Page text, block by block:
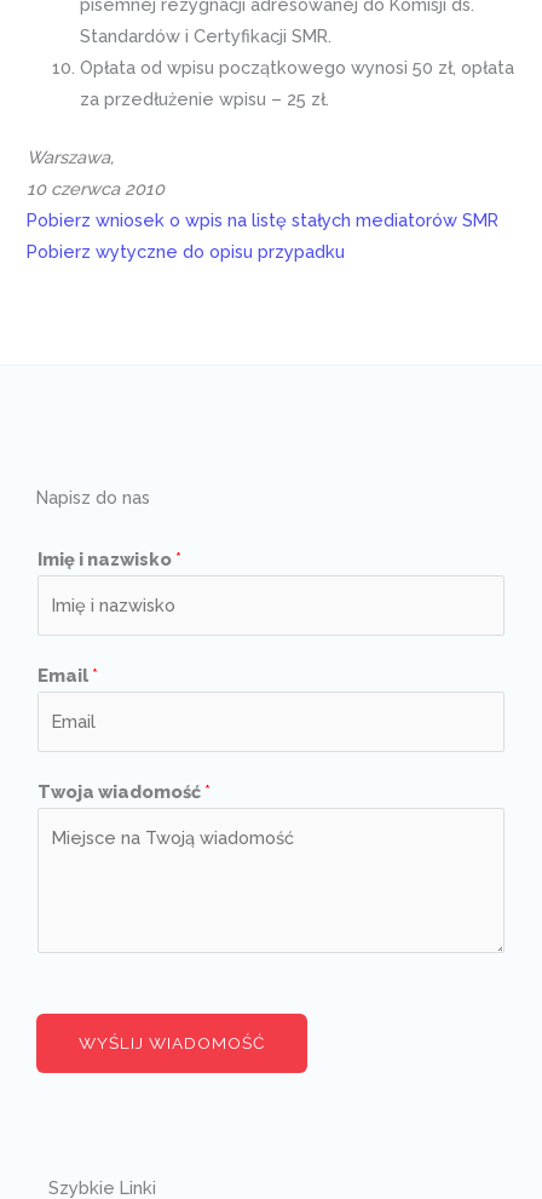
Standardów i Certyfikacji SMR.
Opłata od wpisu początkowego wynosi 50 zł, opłata
za przedłużenie wpisu – 25 zł.
Warszawa,
10 czerwca 2010
Pobierz wniosek o wpis na listę stałych mediatorów SMR
Pobierz wytyczne do opisu przypadku
Napisz do nas
Imię i nazwisko *
Email *
Twoja wiadomość *
WYŚLIJ WIADOMOŚĆ
Szybkie Linki